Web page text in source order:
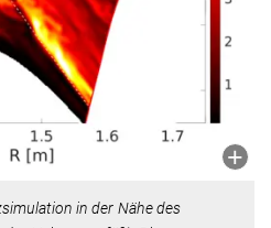
in der Nähe des